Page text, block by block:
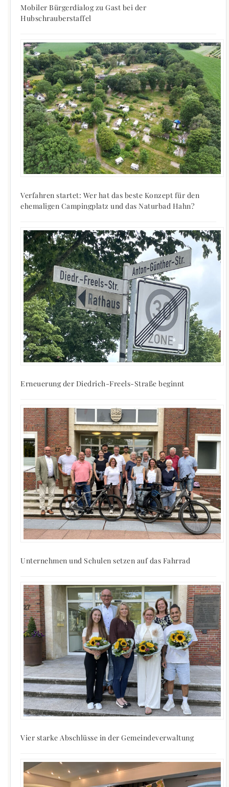
Mobiler Bürgerdialog zu Gast bei der
Hubschrauberstaffel
Verfahren startet: Wer hat das beste Konzept für den
ehemaligen Campingplatz und das Naturbad Hahn?
Erneuerung der Diedrich-Freels-Straße beginnt
Unternehmen und Schulen setzen auf das Fahrrad
Vier starke Abschlüsse in der Gemeindeverwaltung